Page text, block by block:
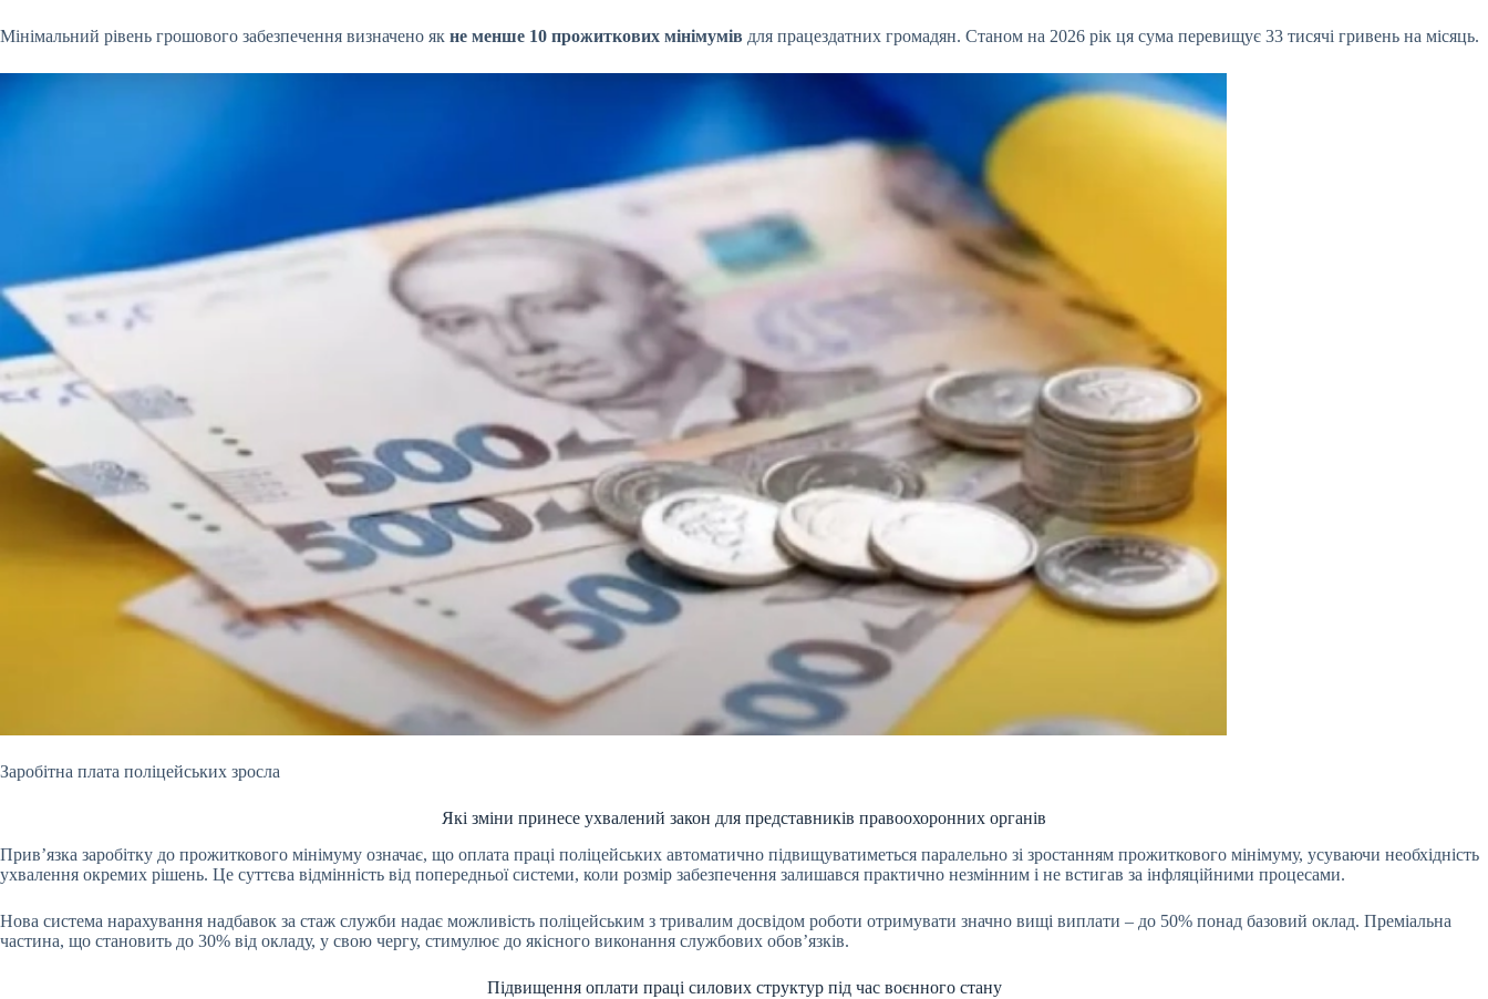
Мінімальний рівень грошового забезпечення визначено як не менше 10 прожиткових мінімумів для працездатних громадян. Станом на 2026 рік ця сума перевищує 33 тисячі гривень на місяць.
Заробітна плата поліцейських зросла
Які зміни принесе ухвалений закон для представників правоохоронних органів
Прив’язка заробітку до прожиткового мінімуму означає, що оплата праці поліцейських автоматично підвищуватиметься паралельно зі зростанням прожиткового мінімуму, усуваючи необхідність
ухвалення окремих рішень. Це суттєва відмінність від попередньої системи, коли розмір забезпечення залишався практично незмінним і не встигав за інфляційними процесами.
Нова система нарахування надбавок за стаж служби надає можливість поліцейським з тривалим досвідом роботи отримувати значно вищі виплати – до 50% понад базовий оклад. Преміальна
частина, що становить до 30% від окладу, у свою чергу, стимулює до якісного виконання службових обов’язків.
Підвищення оплати праці силових структур під час воєнного стану